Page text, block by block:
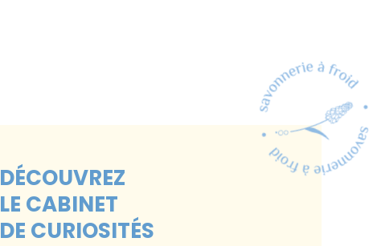
DÉCOUVREZ
LE CABINET
DE CURIOSITÉS